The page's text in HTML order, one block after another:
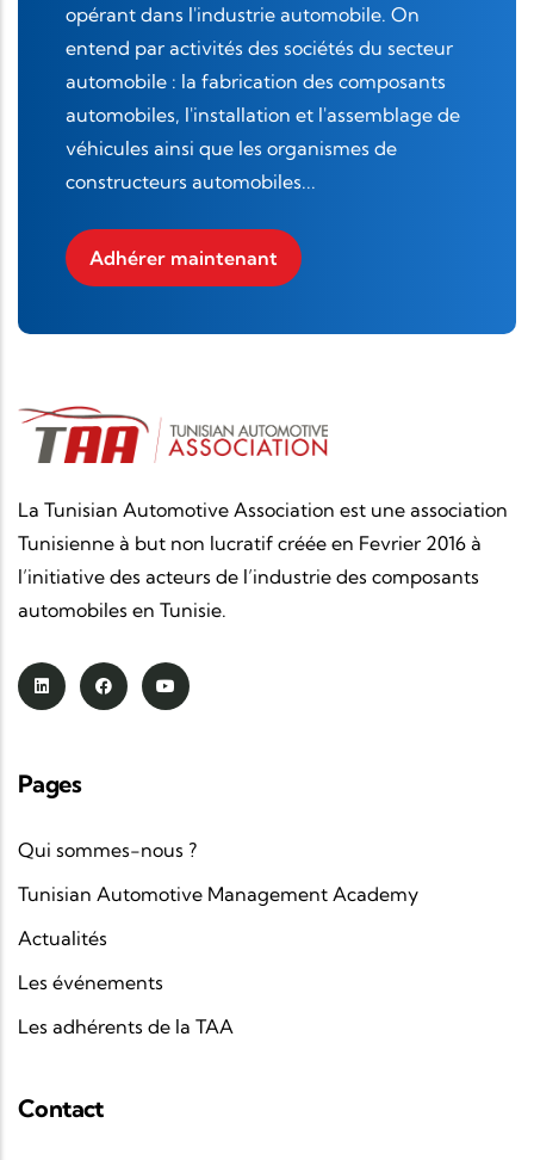
opérant dans l'industrie automobile. On
entend par activités des sociétés du secteur
automobile : la fabrication des composants
automobiles, l'installation et l'assemblage de
véhicules ainsi que les organismes de
constructeurs automobiles...
Adhérer maintenant
La Tunisian Automotive Association est une association
Tunisienne à but non lucratif créée en Fevrier 2016 à
l’initiative des acteurs de l’industrie des composants
automobiles en Tunisie.
Pages
Qui sommes-nous ?
Tunisian Automotive Management Academy
Actualités
Les événements
Les adhérents de la TAA
Contact